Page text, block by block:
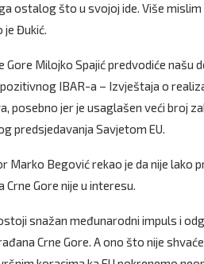
ostalog što u svojoj ide. Više
je Đukić.
Gore Milojko Spajić predvodiće
IBAR-a – Izvještaja o
posebno jer je usaglašen veći broj
predsjedavanja Savjetom EU.
Begović rekao je da nije lako
Gore nije u interesu.
snažan međunarodni impuls i
Crne Gore. A ono što nije